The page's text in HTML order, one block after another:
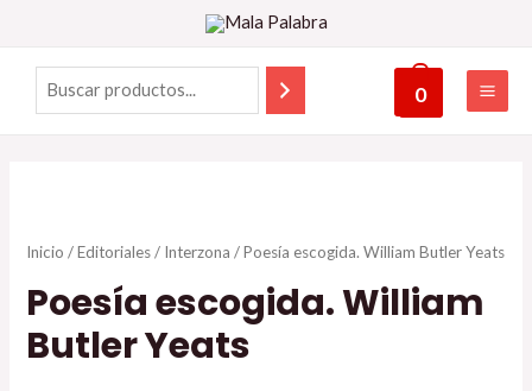
0
Inicio /Editoriales/ Interzona / Poesía escogida. William Butler Yeats
Poesía escogida. William
Butler Yeats